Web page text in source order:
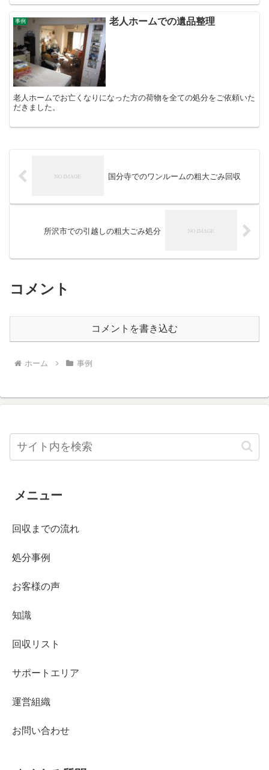
事例 老人ホームでの遺品整理
老人ホームでお亡くなりになった方の荷物を全ての処分をご依頼いた
だきました。
国分寺でのワンルームの粗大ごみ回収
所沢市での引越しの粗大ごみ処分
コメント
コメントを書き込む
ホーム 事例
メニュー
回収までの流れ
処分事例
お客様の声
知識
回収リスト
サポートエリア
運営組織
お問い合わせ